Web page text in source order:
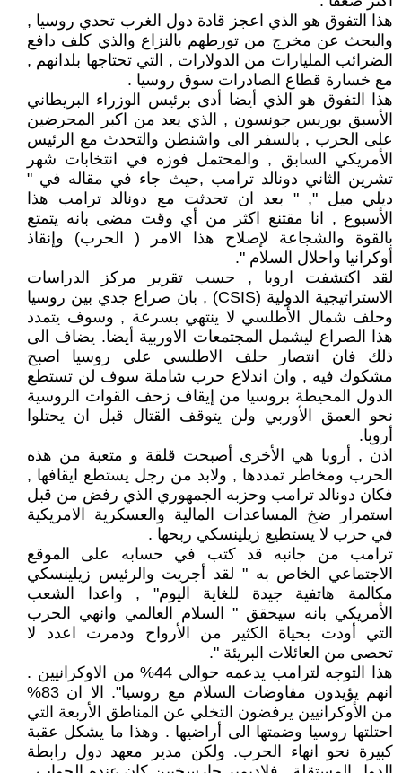
هذا التفوق هو الذي اعجز قادة دول الغرب تحدي روسيا ,
والبحث عن مخرج من تورطهم بالنزاع والذي كلف دافع
الضرائب المليارات من الدولارات , التي تحتاجها بلدانهم ,
مع خسارة قطاع الصادرات سوق روسيا .
هذا التفوق هو الذي أيضا أدى برئيس الوزراء البريطاني
الأسبق بوريس جونسون , الذي يعد من اكبر المحرضين
على الحرب , بالسفر الى واشنطن والتحدث مع الرئيس
الأمريكي السابق , والمحتمل فوزه في انتخابات شهر
تشرين الثاني دونالد ترامب ,حيث جاء في مقاله في "
ديلي ميل ", " بعد ان تحدثت مع دونالد ترامب هذا
الأسبوع , انا مقتنع اكثر من أي وقت مضى بانه يتمتع
بالقوة والشجاعة لإصلاح هذا الامر ( الحرب) وإنقاذ
أوكرانيا واحلال السلام ".
لقد اكتشفت اروبا , حسب تقرير مركز الدراسات
الاستراتيجية الدولية (CSIS) , بان صراع جدي بين روسيا
وحلف شمال الأطلسي لا ينتهي بسرعة , وسوف يتمدد
هذا الصراع ليشمل المجتمعات الاوربية أيضا. يضاف الى
ذلك فان انتصار حلف الاطلسي على روسيا اصبح
مشكوك فيه , وان اندلاع حرب شاملة سوف لن تستطع
الدول المحيطة بروسيا من إيقاف زحف القوات الروسية
نحو العمق الأوربي ولن يتوقف القتال قبل ان يحتلوا
أروبا.
اذن , أروبا هي الأخرى أصبحت قلقة و متعبة من هذه
الحرب ومخاطر تمددها , ولابد من رجل يستطع ايقافها ,
فكان دونالد ترامب وحزبه الجمهوري الذي رفض من قبل
استمرار ضخ المساعدات المالية والعسكرية الامريكية
في حرب لا يستطيع زيلينسكي ربحها .
ترامب من جانبه قد كتب في حسابه على الموقع
الاجتماعي الخاص به " لقد أجريت والرئيس زيلينسكي
مكالمة هاتفية جيدة للغاية اليوم" , واعدا الشعب
الأمريكي بانه سيحقق " السلام العالمي وانهي الحرب
التي أودت بحياة الكثير من الأرواح ودمرت اعدد لا
تحصى من العائلات البريئة ".
هذا التوجه لترامب يدعمه حوالي 44% من الاوكرانيين .
انهم يؤيدون مفاوضات السلام مع روسيا". الا ان 83%
من الأوكرانيين يرفضون التخلي عن المناطق الأربعة التي
احتلتها روسيا وضمتها الى أراضيها . وهذا ما يشكل عقبة
كبيرة نحو انهاء الحرب. ولكن مدير معهد دول رابطة